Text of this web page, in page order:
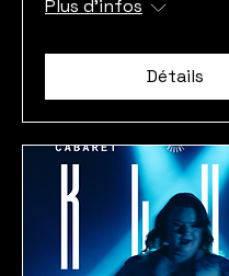
Plus d'infos
Détails